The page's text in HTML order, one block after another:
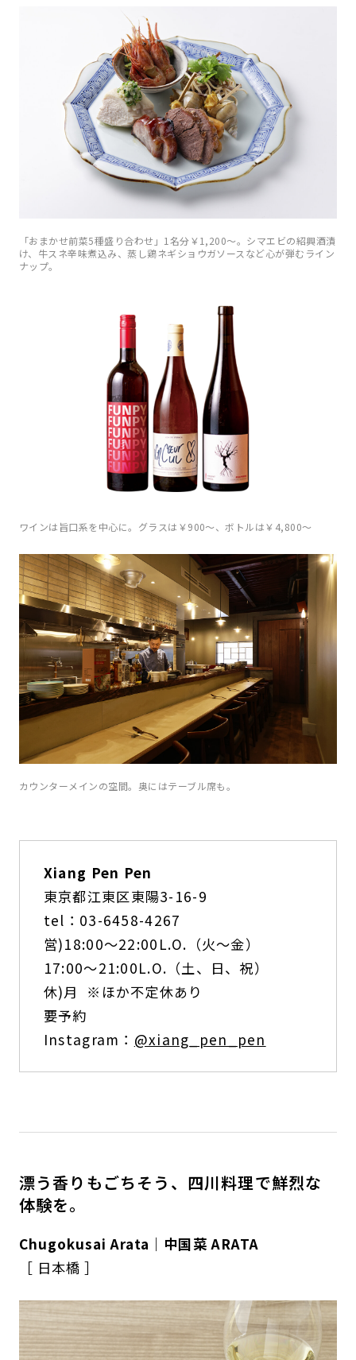
「おまかせ前菜5種盛り合わせ」1名分￥1,200〜。シマエビの紹興酒漬
け、牛スネ辛味煮込み、蒸し鶏ネギショウガソースなど心が弾むライン
ナップ。
ワインは旨口系を中心に。グラスは￥900〜、ボトルは￥4,800〜
カウンターメインの空間。奥にはテーブル席も。
Xiang Pen Pen
東京都江東区東陽3-16-9
tel：03-6458-4267
営)18:00〜22:00L.O.（火〜金）
17:00〜21:00L.O.（土、日、祝）
休)月 ※ほか不定休あり
要予約
Instagram： @xiang_pen_pen
漂う香りもごちそう、四川料理で鮮烈な
体験を。
Chugokusai Arata｜中国菜 ARATA
［ 日本橋 ］